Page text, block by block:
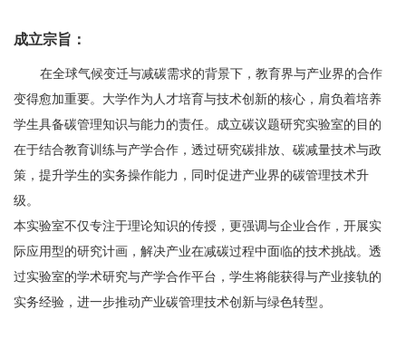
成立宗旨：
在全球气候变迁与减碳需求的背景下，教育界与产业界的合作
变得愈加重要。大学作为人才培育与技术创新的核心，肩负着培养
学生具备碳管理知识与能力的责任。成立碳议题研究实验室的目的
在于结合教育训练与产学合作，透过研究碳排放、碳减量技术与政
策，提升学生的实务操作能力，同时促进产业界的碳管理技术升
级。
本实验室不仅专注于理论知识的传授，更强调与企业合作，开展实
际应用型的研究计画，解决产业在减碳过程中面临的技术挑战。透
过实验室的学术研究与产学合作平台，学生将能获得与产业接轨的
实务经验，进一步推动产业碳管理技术创新与绿色转型 。